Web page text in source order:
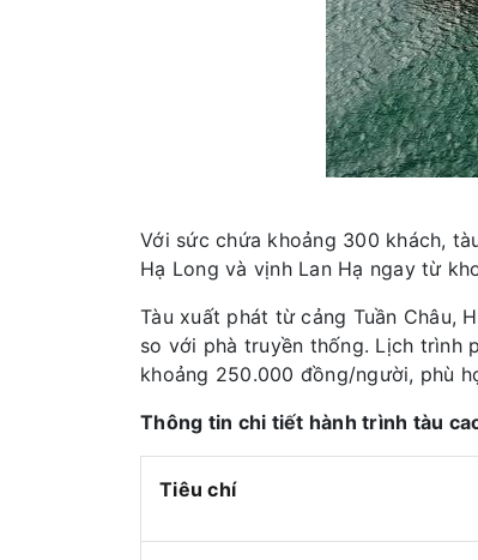
Với sức chứa khoảng 300 khách,
Hạ Long và vịnh Lan Hạ ngay từ
Tàu xuất phát từ cảng Tuần Châu,
so với phà truyền thống. Lịch trình
khoảng 250.000 đồng/người, phù
Thông tin chi tiết hành trình tàu
Tiêu chí